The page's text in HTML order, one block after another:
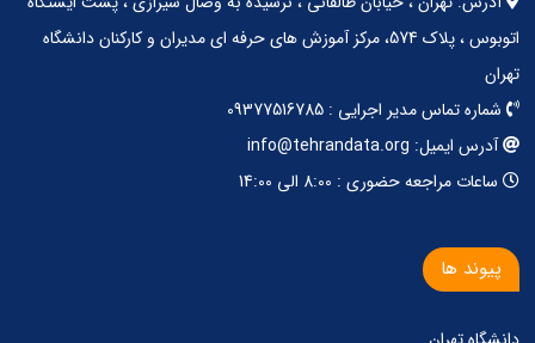
اتوبوس ، پلاک 574، مرکز آموزش های حرفه ای مدیران و کارکنان دانشگاه
تهران
شماره تماس مدیر اجرایی : 09377516785
آدرس ایمیل: info@tehrandata.org
ساعات مراجعه حضوری : 8:00 الی 14:00
پیوند ها